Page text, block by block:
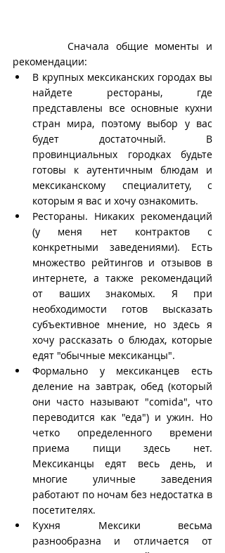
рекомендации:
В крупных мексиканских городах вы
найдете рестораны, где
представлены все основные кухни
стран мира, поэтому выбор у вас
будет достаточный. В
провинциальных городках будьте
готовы к аутентичным блюдам и
мексиканскому специалитету, с
которым я вас и хочу ознакомить.
Рестораны. Никаких рекомендаций
(у меня нет контрактов с
конкретными заведениями). Есть
множество рейтингов и отзывов в
интернете, а также рекомендаций
от ваших знакомых. Я при
необходимости готов высказать
субъективное мнение, но здесь я
хочу рассказать о блюдах, которые
едят "обычные мексиканцы".
Формально у мексиканцев есть
деление на завтрак, обед (который
они часто называют "comida", что
переводится как "еда") и ужин. Но
четко определенного времени
приема пищи здесь нет.
Мексиканцы едят весь день, и
многие уличные заведения
работают по ночам без недостатка в
посетителях.
Кухня Мексики весьма
разнообразна и отличается от